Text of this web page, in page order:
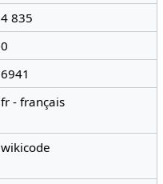
4 835
0
6941
fr - français
wikicode